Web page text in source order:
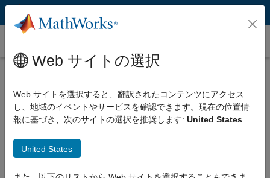
コンテンツへスキップ
以前のリリース
Release 2024b
Release 2024a
Release 2023a
Web サイトの選択
Web サイトを選択すると、翻訳されたコンテンツにアクセス
し、地域のイベントやサービスを確認できます。現在の位置情
報に基づき、次のサイトの選択を推奨します: United States
United States